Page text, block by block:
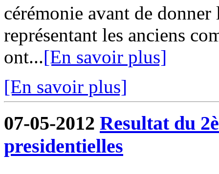
cérémonie avant de
représentant les anciens
ont...[En savoir plus]
[En savoir plus]
07-05-2012 Resultat du
presidentielles